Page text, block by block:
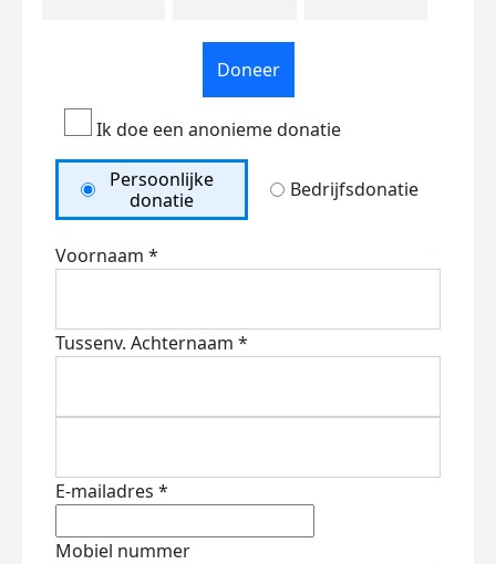
Doneer
Ik doe een anonieme donatie
Persoonlijke
donatie
Bedrijfsdonatie
Voornaam *
Tussenv. Achternaam *
E-mailadres *
Mobiel nummer